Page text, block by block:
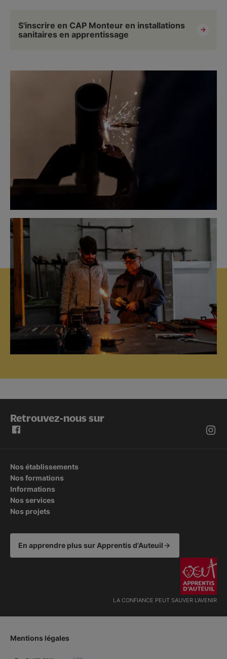
S'inscrire en CAP Monteur en installations
sanitaires en apprentissage
Retrouvez-nous sur
Nos établissements
Nos formations
Informations
Nos services
Nos projets
En apprendre plus sur Apprentis d'Auteuil
LA CONFIANCE PEUT SAUVER L'AVENIR
Mentions légales